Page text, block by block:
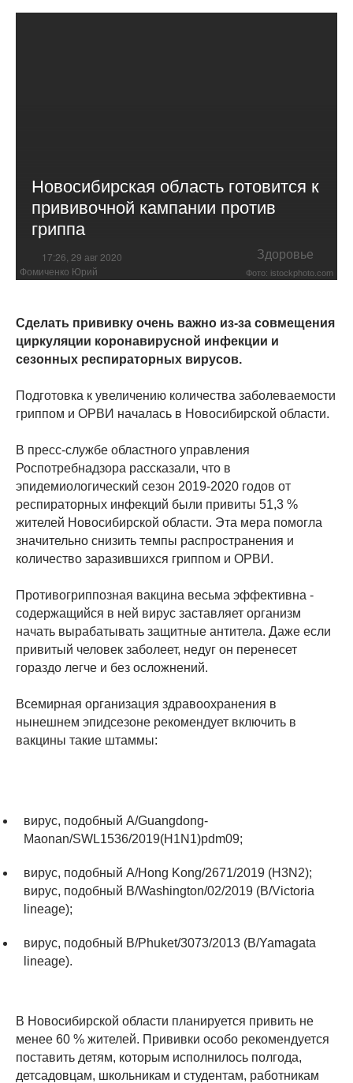
Новосибирская область готовится к
прививочной кампании против
гриппа
17:26, 29 авг 2020 Здоровье
Фомиченко Юрий Фото: istockphoto.com
Сделать прививку очень важно из-за совмещения
циркуляции коронавирусной инфекции и
сезонных респираторных вирусов.
Подготовка к увеличению количества заболеваемости
гриппом и ОРВИ началась в Новосибирской области.
В пресс-службе областного управления
Роспотребнадзора рассказали, что в
эпидемиологический сезон 2019-2020 годов от
респираторных инфекций были привиты 51,3 %
жителей Новосибирской области. Эта мера помогла
значительно снизить темпы распространения и
количество заразившихся гриппом и ОРВИ.
Противогриппозная вакцина весьма эффективна -
содержащийся в ней вирус заставляет организм
начать вырабатывать защитные антитела. Даже если
привитый человек заболеет, недуг он перенесет
гораздо легче и без осложнений.
Всемирная организация здравоохранения в
нынешнем эпидсезоне рекомендует включить в
вакцины такие штаммы:
вирус, подобный A/Guangdong-
Maonan/SWL1536/2019(H1N1)pdm09;
вирус, подобный A/Hong Kong/2671/2019 (H3N2);
вирус, подобный B/Washington/02/2019 (B/Victoria
lineage);
вирус, подобный B/Phuket/3073/2013 (B/Yamagata
lineage).
В Новосибирской области планируется привить не
менее 60 % жителей. Прививки особо рекомендуется
поставить детям, которым исполнилось полгода,
детсадовцам, школьникам и студентам, работникам